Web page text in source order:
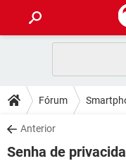
CELULAR
OUTLOOK
INSTAGRAM
DICAS
JOGOS
DOWNLOADS
JOGOS
Fórum
Anterior
Senha de